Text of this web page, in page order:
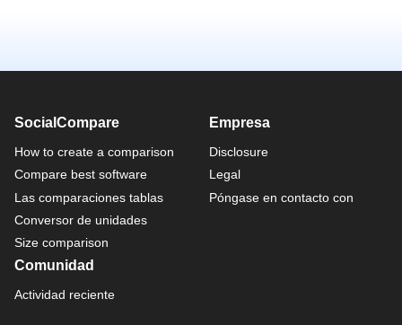
SocialCompare
How to create a comparison
Compare best software
Las comparaciones tablas
Conversor de unidades
Size comparison
Empresa
Disclosure
Legal
Póngase en contacto con
Comunidad
Actividad reciente